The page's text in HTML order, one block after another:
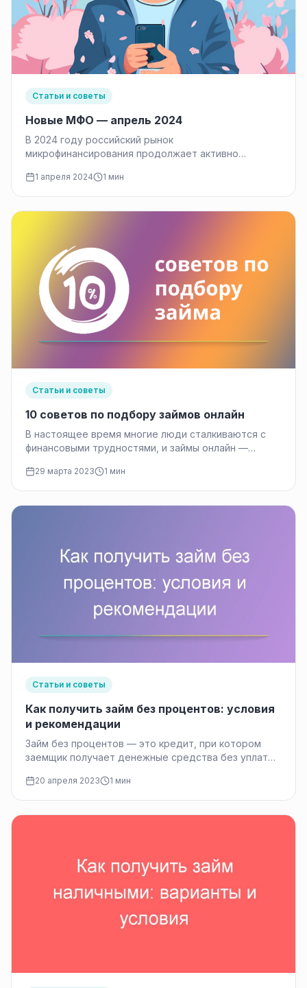
Статьи и советы
Новые МФО — апрель 2024
В 2024 году российский рынок
микрофинансирования продолжает активно
10 новых микрофинансовых…
1 апреля 2024 1 мин
Статьи и советы
10 советов по подбору займов онлайн
В настоящее время многие люди сталкиваются с
финансовыми трудностями, и займы онлайн —
29 марта 2023 1 мин
Статьи и советы
Как получить займ без процентов: условия
и рекомендации
Займ без процентов — это кредит, при котором
заемщик получает денежные средства без уплаты
20 апреля 2023 1 мин